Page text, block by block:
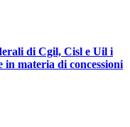
di Cgil, Cisl e Uil i
materia di concessioni